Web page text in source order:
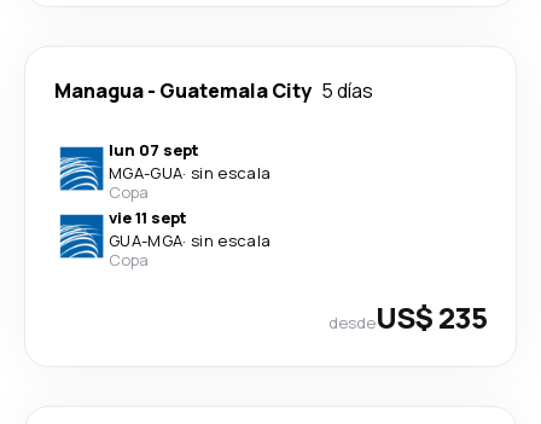
Managua- Guatemala City 5 días
lun 07 sept
MGA-GUA· sin escala
Copa
vie 11 sept
GUA-MGA· sin escala
Copa
desdeUS$ 235